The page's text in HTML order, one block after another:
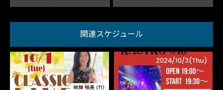
関連スケジュール